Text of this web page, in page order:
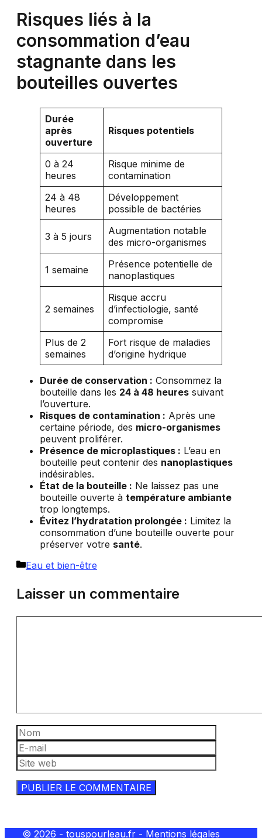
Risques liés à la
consommation d’eau
stagnante dans les
bouteilles ouvertes
Durée
après
ouverture
Risques potentiels
0 à 24
heures
Risque minime de
contamination
24 à 48
heures
Développement
possible de bactéries
3 à 5 jours
Augmentation notable
des micro-organismes
1 semaine
Présence potentielle de
nanoplastiques
2 semaines
Risque accru
d’infectiologie, santé
compromise
Plus de 2
semaines
Fort risque de maladies
d’origine hydrique
Durée de conservation : Consommez la
bouteille dans les 24 à 48 heures suivant
l’ouverture.
Risques de contamination : Après une
certaine période, des micro-organismes
peuvent proliférer.
Présence de microplastiques : L’eau en
bouteille peut contenir des nanoplastiques
indésirables.
État de la bouteille : Ne laissez pas une
bouteille ouverte à température ambiante
trop longtemps.
Évitez l’hydratation prolongée : Limitez la
consommation d’une bouteille ouverte pour
préserver votre santé.
Catégories
Eau et bien-être
Laisser un commentaire
Nom
mail
web
© 2026 - touspourleau.fr - Mentions légales